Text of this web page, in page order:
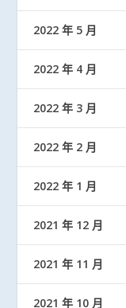
2022 年 5 月
2022 年 4 月
2022 年 3 月
2022 年 2 月
2022 年 1 月
2021 年 12 月
2021 年 11 月
2021 年 10 月